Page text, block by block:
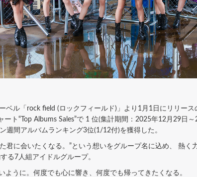
ベル「rock field (ロックフィールド)」より1月1日にリリー
ート“Top Albums Sales”で 1 位(集計期間：2025年12月29日
週間アルバムランキング3位(1/12付)を獲得した。
た君に会いたくなる。”という想いをグループ名に込め、 熱
る7人組アイドルグループ。
ように。何度でも心に響き、何度でも帰ってきたくなる。